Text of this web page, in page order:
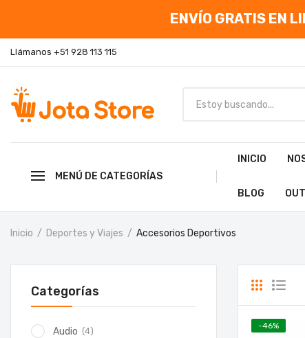
ENVÍO GRATIS EN
Llámanos +51 928 113 115
MENÚ DE CATEGORÍAS
INICIO
BLOG
Inicio Deportes y Viajes Accesorios Deportivos
-46%
Categorías
Audio (4)